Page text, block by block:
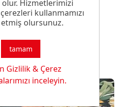
olur. Hizmetlerimizi
kullanmamızı
olursunuz.
tamam
Gizlilik & Çerez
inceleyin.